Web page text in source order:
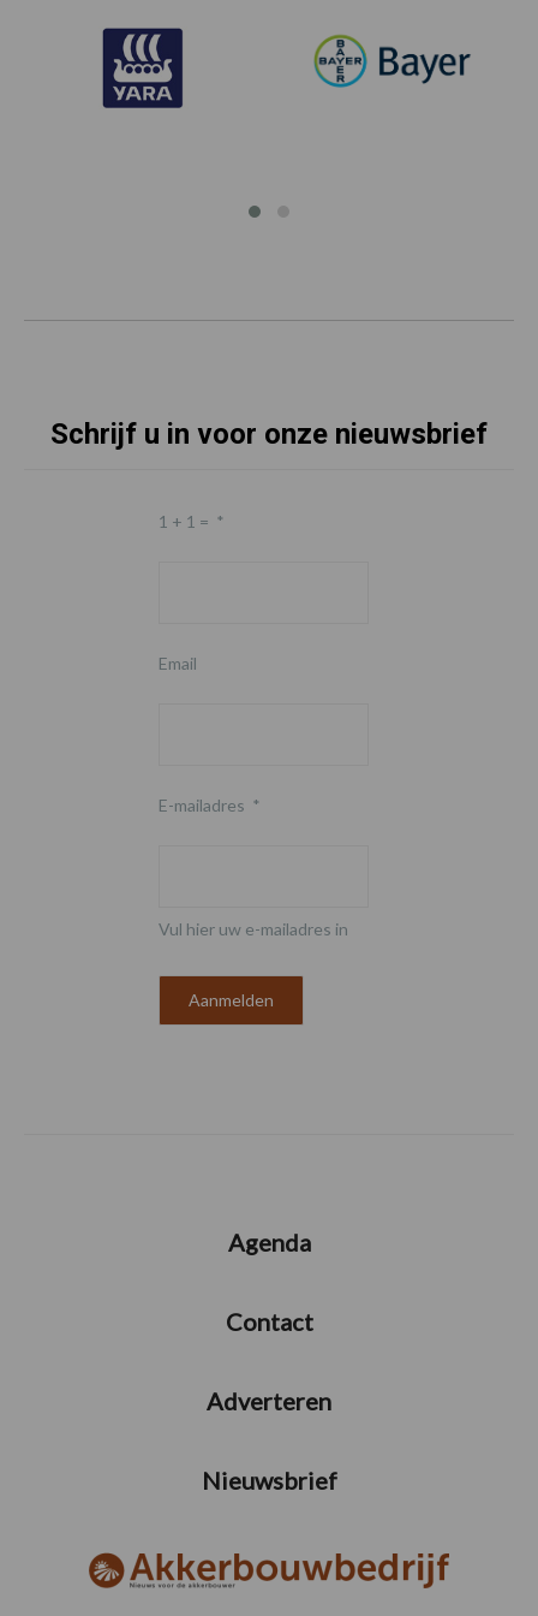
Schrijf u in voor onze nieuwsbrief
1 + 1 = *
Email
E-mailadres *
Vul hier uw e-mailadres in
Agenda
Contact
Adverteren
Nieuwsbrief